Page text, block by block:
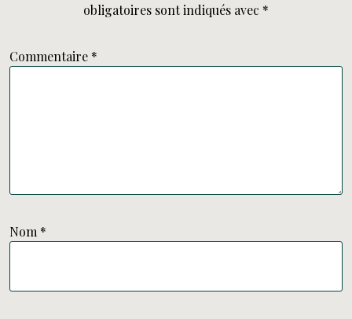
obligatoires sont indiqués avec *
Commentaire *
Nom *